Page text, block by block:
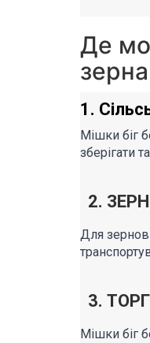
Де
зерна
1.
Мішки біг
зберігати
2.
Для
3.
Мішки біг